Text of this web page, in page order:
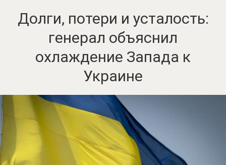
Долги, потери и усталость:
генерал объяснил
охлаждение Запада к
Украине